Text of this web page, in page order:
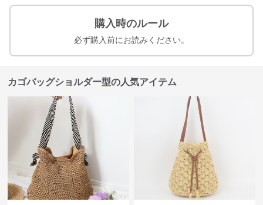
購入時のルール
必ず購入前にお読みください。
カゴバッグショルダー型の人気アイテム